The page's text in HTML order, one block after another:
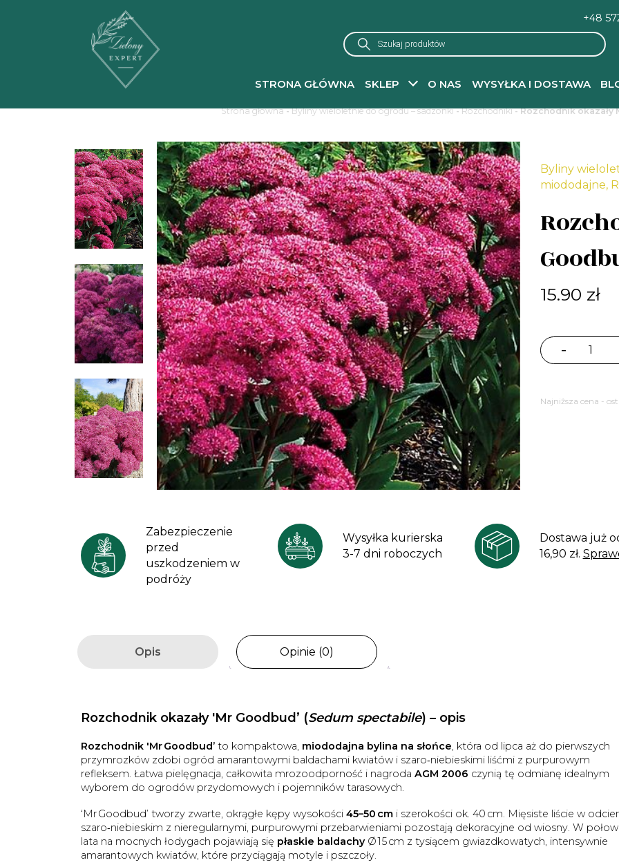
+48
Wyszukiwarka
produktów
STRONA GŁÓWNA SKLEP O NAS WYSYŁKA I DOSTAWA
Strona główna-Byliny wieloletnie do ogrodu – sadzonki-Rozchodniki- Rozchodnik okazały
Byliny
miododajne,
15.90 zł
-
ilość
Mr
Najniższa cena -
Zabezpieczenie
przed
uszkodzeniem w
podróży
Wysyłka kurierska
3-7 dni roboczych
Dostawa już
16,90 zł.
Opis Opinie (0)
Rozchodnik okazały 'Mr Goodbud’ (Sedum spectabile) – opis
Rozchodnik 'Mr Goodbud’ to kompaktowa, miododajna bylina na słońce, która od lipca aż do pierwszych
przymrozków zdobi ogród amarantowymi baldachami kwiatów i szaro‑niebieskimi liśćmi z purpurowym
refleksem. Łatwa pielęgnacja, całkowita mrozoodporność i nagroda AGM 2006 czynią tę odmianę idealnym
wyborem do ogrodów przydomowych i pojemników tarasowych.
‘Mr Goodbud’ tworzy zwarte, okrągłe kępy wysokości 45–50 cm i szerokości ok. 40 cm. Mięsiste liście w
szaro‑niebieskim z nieregularnymi, purpurowymi przebarwieniami pozostają dekoracyjne od wiosny. W
lata na mocnych łodygach pojawiają się płaskie baldachyØ 15 cm z tysiącem gwiazdkowatych, intensywnie
amarantowych kwiatów, które przyciągają motyle i pszczoły.